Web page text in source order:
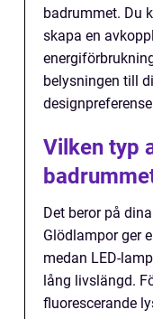
badrummet. Du
skapa en
belysningen till
Vilken typ
Det beror på
Glödlampor ger
medan LED-
lång livslängd.
fluorescerande